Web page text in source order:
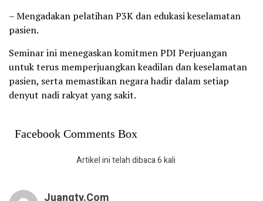
– Mengadakan pelatihan P3K dan edukasi keselamatan
pasien.
Seminar ini menegaskan komitmen PDI Perjuangan
untuk terus memperjuangkan keadilan dan keselamatan
pasien, serta memastikan negara hadir dalam setiap
denyut nadi rakyat yang sakit.
Facebook Comments Box
Artikel ini telah dibaca 6 kali
Juangtv.com